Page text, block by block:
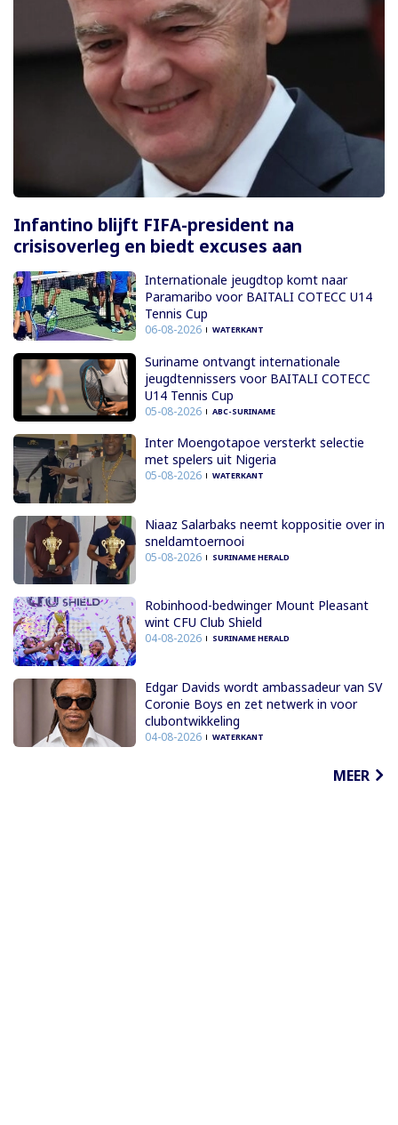
Infantino blijft FIFA-president na
crisisoverleg en biedt excuses aan
Internationale jeugdtop komt naar
Paramaribo voor BAITALI COTECC U14
Tennis Cup
06-08-2026 WATERKANT
Suriname ontvangt internationale
jeugdtennissers voor BAITALI COTECC
U14 Tennis Cup
05-08-2026 ABC-SURINAME
Inter Moengotapoe versterkt selectie
met spelers uit Nigeria
05-08-2026 WATERKANT
Niaaz Salarbaks neemt koppositie over in
sneldamtoernooi
05-08-2026 SURINAME HERALD
Robinhood-bedwinger Mount Pleasant
wint CFU Club Shield
04-08-2026 SURINAME HERALD
Edgar Davids wordt ambassadeur van SV
Coronie Boys en zet netwerk in voor
clubontwikkeling
04-08-2026 WATERKANT
MEER